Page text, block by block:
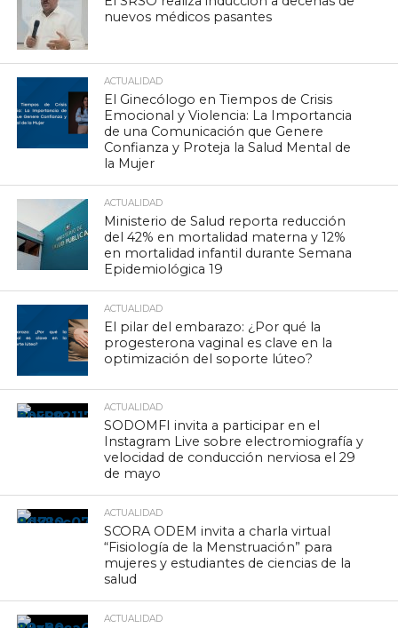
nuevos médicos pasantes
ACTUALIDAD
El Ginecólogo en Tiempos de Crisis
Emocional y Violencia: La Importancia
de una Comunicación que Genere
Confianza y Proteja la Salud Mental de
la Mujer
ACTUALIDAD
Ministerio de Salud reporta reducción
del 42% en mortalidad materna y 12%
en mortalidad infantil durante Semana
Epidemiológica 19
ACTUALIDAD
El pilar del embarazo: ¿Por qué la
progesterona vaginal es clave en la
optimización del soporte lúteo?
ACTUALIDAD
SODOMFI invita a participar en el
Instagram Live sobre electromiografía y
velocidad de conducción nerviosa el 29
de mayo
ACTUALIDAD
SCORA ODEM invita a charla virtual
“Fisiología de la Menstruación” para
mujeres y estudiantes de ciencias de la
salud
ACTUALIDAD